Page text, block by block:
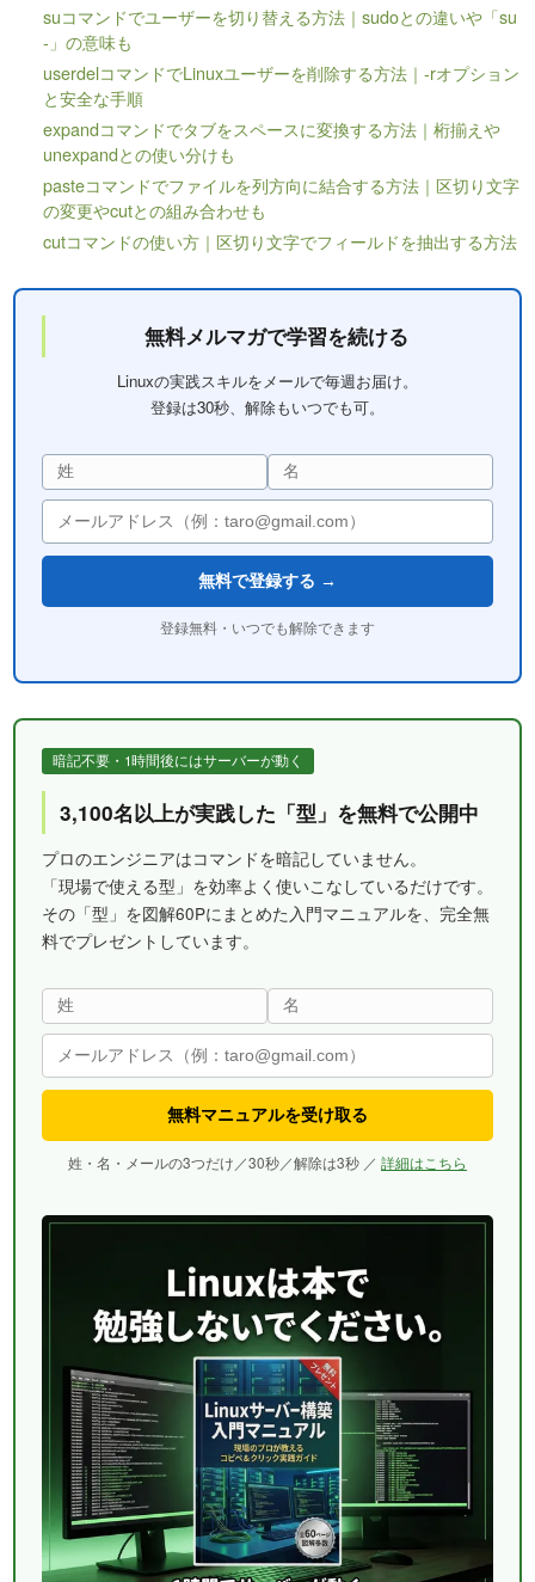
suコマンドでユーザーを切り替える方法｜sudoとの違いや「su
-」の意味も
userdelコマンドでLinuxユーザーを削除する方法｜-rオプション
と安全な手順
expandコマンドでタブをスペースに変換する方法｜桁揃えや
unexpandとの使い分けも
pasteコマンドでファイルを列方向に結合する方法｜区切り文字
の変更やcutとの組み合わせも
cutコマンドの使い方｜区切り文字でフィールドを抽出する方法
無料メルマガで学習を続ける
Linuxの実践スキルをメールで毎週お届け。
登録は30秒、解除もいつでも可。
無料で登録する →
登録無料・いつでも解除できます
暗記不要・1時間後にはサーバーが動く
3,100名以上が実践した「型」を無料で公開中
プロのエンジニアはコマンドを暗記していません。
「現場で使える型」を効率よく使いこなしているだけです。
その「型」を図解60Pにまとめた入門マニュアルを、完全無
料でプレゼントしています。
無料マニュアルを受け取る
姓・名・メールの3つだけ／30秒／解除は3秒 ／ 詳細はこちら